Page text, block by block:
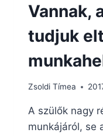
Vannak,
tudjuk
Zsoldi Tímea
A szülők nagy
munkájáról, se